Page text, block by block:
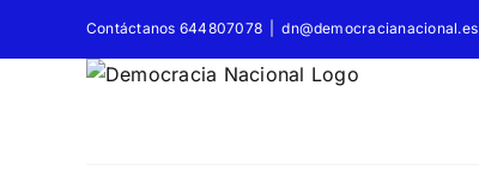
contenido
Contáctanos 644807078 dn@democracianacional.es